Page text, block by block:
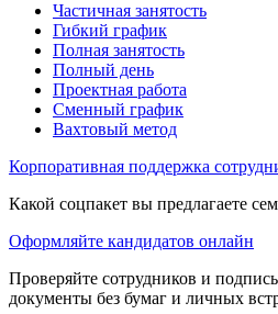
Частичная занятость
Гибкий график
Полная занятость
Полный день
Проектная работа
Сменный график
Вахтовый метод
Корпоративная поддержка
Какой соцпакет вы предлагаете
Оформляйте кандидатов онлайн
Проверяйте сотрудников и
документы без бумаг и личных